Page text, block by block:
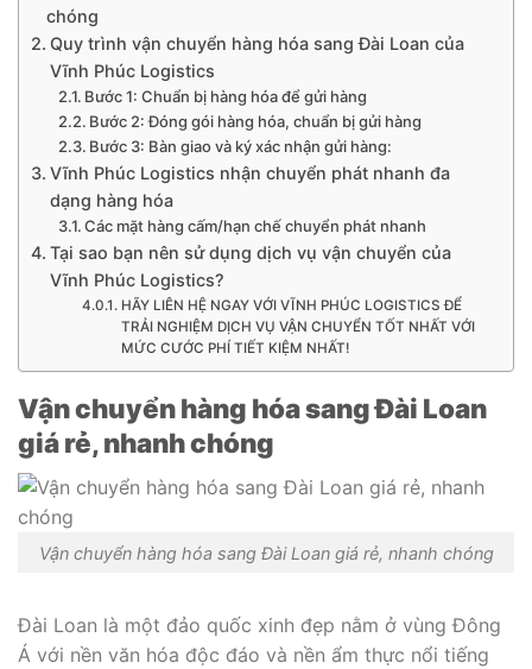
chóng
Quy trình vận chuyển hàng hóa sang Đài Loan của
Vĩnh Phúc Logistics
Bước 1: Chuẩn bị hàng hóa để gửi hàng
Bước 2: Đóng gói hàng hóa, chuẩn bị gửi hàng
Bước 3: Bàn giao và ký xác nhận gửi hàng:
Vĩnh Phúc Logistics nhận chuyển phát nhanh đa
dạng hàng hóa
Các mặt hàng cấm/hạn chế chuyển phát nhanh
Tại sao bạn nên sử dụng dịch vụ vận chuyển của
Vĩnh Phúc Logistics?
HÃY LIÊN HỆ NGAY VỚI VĨNH PHÚC LOGISTICS ĐỂ
TRẢI NGHIỆM DỊCH VỤ VẬN CHUYỂN TỐT NHẤT VỚI
MỨC CƯỚC PHÍ TIẾT KIỆM NHẤT!
Vận chuyển hàng hóa sang Đài Loan
giá rẻ, nhanh chóng
Vận chuyển hàng hóa sang Đài Loan giá rẻ, nhanh chóng
Đài Loan là một đảo quốc xinh đẹp nằm ở vùng Đông
Á với nền văn hóa độc đáo và nền ẩm thực nổi tiếng